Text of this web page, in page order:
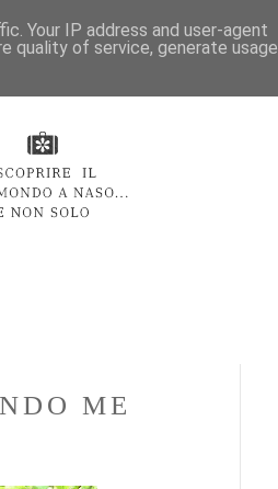
ME
Your IP address and user-agent
quality of service, generate usage